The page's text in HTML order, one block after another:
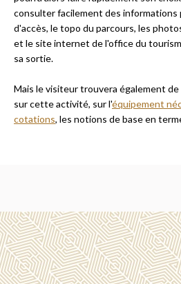
consulter facilement des informations
d'accès, le topo du parcours, les
et le site internet de l'office du
sa sortie.
Mais le visiteur trouvera également
sur cette activité, sur l'équipement
cotations, les notions de base en